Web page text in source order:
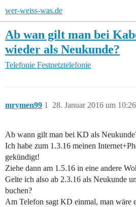
wer-weiss-was.de
Ab wan gilt man bei
wieder als Neukunde?
Telefonie Festnetztelefonie
mrymen99 28. Januar 2016 um 10:26
1
Ab wann gilt man bei KD als
Ich habe zum 1.3.16 meinen
gekündigt!
Ziehe dann am 1.5.16 in eine andere
Gelte ich also ab 2.3.16 als Neukunde
buchen?
Am Telefon sagt KD einmal, man wäre